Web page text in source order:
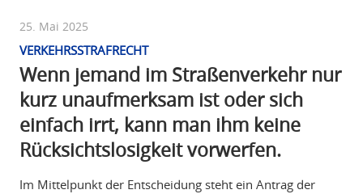
25. Mai 2025
VERKEHRSSTRAFRECHT
Wenn jemand im Straßenverkehr nur
kurz unaufmerksam ist oder sich
einfach irrt, kann man ihm keine
Rücksichtslosigkeit vorwerfen.
Im Mittelpunkt der Entscheidung steht ein Antrag der